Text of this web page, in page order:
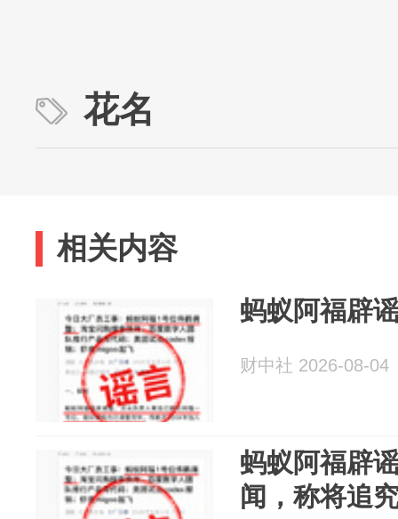
花名
相关内容
蚂蚁阿福辟
财中社 2026-08-04
蚂蚁阿福辟
闻，称将追